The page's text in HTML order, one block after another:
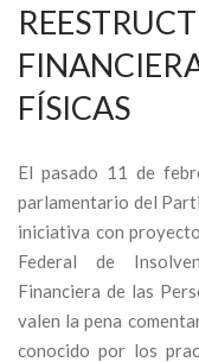
FÍSICAS
El pasado 11 de
parlamentario del
iniciativa con
Federal de
Financiera de las
valen la pena
conocido por los